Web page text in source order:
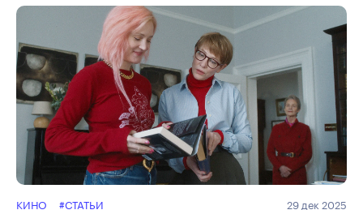
КИНО #СТАТЬИ 29 дек 2025